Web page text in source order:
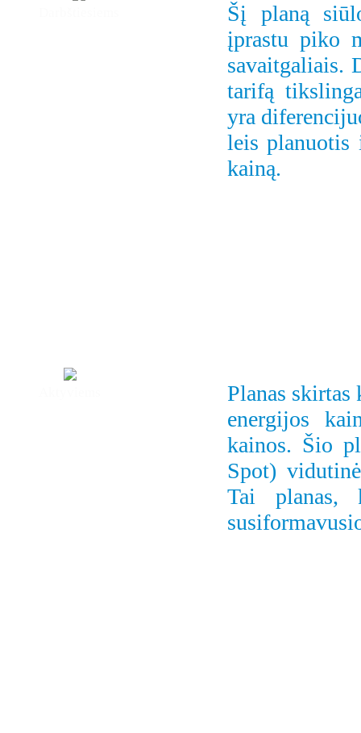
Šį planą
įprastu piko
savaitgaliais.
tarifą
yra
leis planuotis
kainą.
Planas
energijos
kainos. Šio
Spot)
Tai planas,